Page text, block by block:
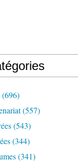
(696)
(557)
(543)
(344)
(341)